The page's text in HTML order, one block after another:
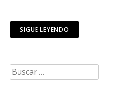
SIGUE LEYENDO
Buscar: